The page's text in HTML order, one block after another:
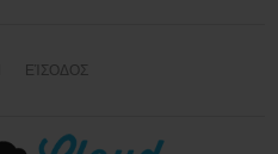
ΕΊΣΟΔΟΣ